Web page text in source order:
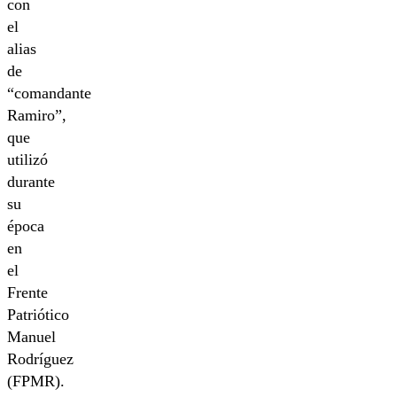
con
el
alias
de
“comandante
Ramiro”,
que
utilizó
durante
su
época
en
el
Frente
Patriótico
Manuel
Rodríguez
(FPMR).